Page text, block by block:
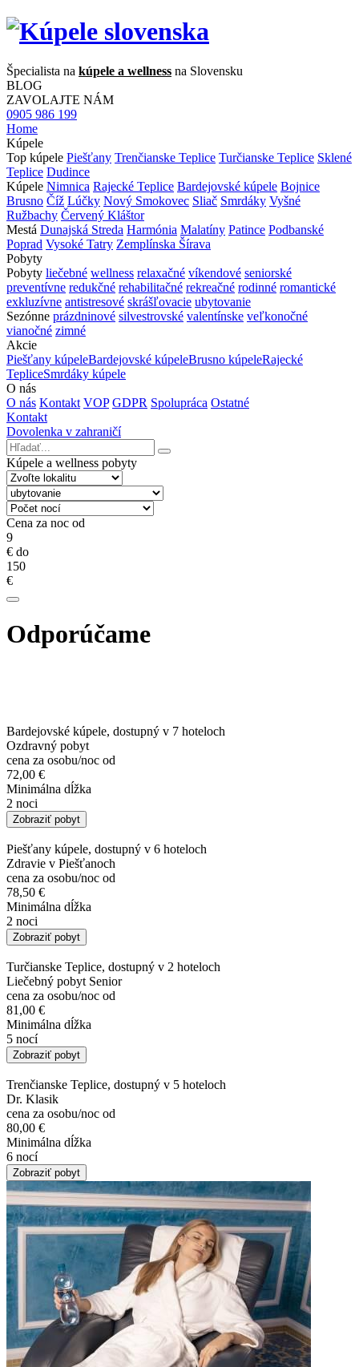
Špecialista na kúpele a wellness na Slovensku
BLOG
ZAVOLAJTE NÁM
0905 986 199
Home
Kúpele
Top kúpele Piešťany Trenčianske Teplice Turčianske Teplice Sklené
Teplice Dudince
Kúpele Nimnica Rajecké Teplice Bardejovské kúpele Bojnice
Brusno Číž Lúčky Nový Smokovec Sliač Smrdáky Vyšné
Ružbachy Červený Kláštor
Mestá Dunajská Streda Harmónia Malatíny Patince Podbanské
Poprad Vysoké Tatry Zemplínska Šírava
Pobyty
Pobyty liečebné wellness relaxačné víkendové seniorské
preventívne redukčné rehabilitačné rekreačné rodinné romantické
exkluzívne antistresové skrášľovacie ubytovanie
Sezónne prázdninové silvestrovské valentínske veľkonočné
vianočné zimné
Akcie
Piešťany kúpeleBardejovské kúpeleBrusno kúpeleRajecké
TepliceSmrdáky kúpele
O nás
O nás Kontakt VOP GDPR Spolupráca Ostatné
Kontakt
Dovolenka v zahraničí
Kúpele a wellness pobyty
Cena za noc od
9
€ do
150
€
Odporúčame
Bardejovské kúpele, dostupný v 7 hoteloch
Ozdravný pobyt
cena za osobu/noc od
72,00 €
Minimálna dĺžka
2 noci
Zobraziť pobyt
Piešťany kúpele, dostupný v 6 hoteloch
Zdravie v Piešťanoch
cena za osobu/noc od
78,50 €
Minimálna dĺžka
2 noci
Zobraziť pobyt
Turčianske Teplice, dostupný v 2 hoteloch
Liečebný pobyt Senior
cena za osobu/noc od
81,00 €
Minimálna dĺžka
5 nocí
Zobraziť pobyt
Trenčianske Teplice, dostupný v 5 hoteloch
Dr. Klasik
cena za osobu/noc od
80,00 €
Minimálna dĺžka
6 nocí
Zobraziť pobyt